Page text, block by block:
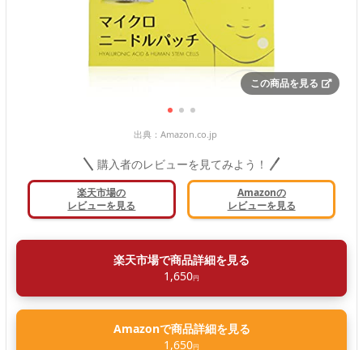
この商品を見る
出典： Amazon.co.jp
購入者のレビューを見てみよう！
楽天市場の
レビューを見る
Amazonの
レビューを見る
楽天市場で商品詳細を見る
1,650円
Amazonで商品詳細を見る
1,650円